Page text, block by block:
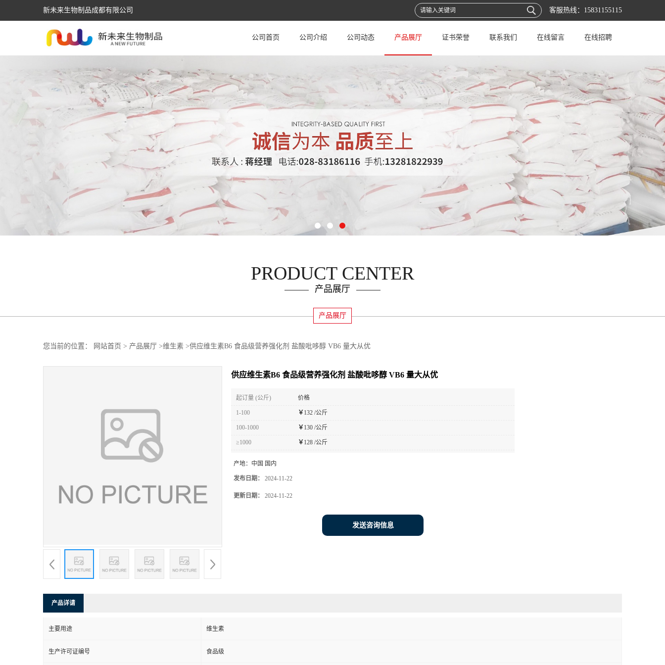
新未来生物制品成都有限公司 客服热线： 15831155115
公司首页 公司介绍 公司动态 产品展厅 证书荣誉 联系我们 在线留言 在线招聘
PRODUCT CENTER
产品展厅
产品展厅
您当前的位置： 网站首页 > 产品展厅 >维生素 >供应维生素B6 食品级营养强化剂 盐酸吡哆醇 VB6 量大从优
供应维生素B6 食品级营养强化剂 盐酸吡哆醇 VB6 量大从优
起订量 (公斤) 价格
1-100 ￥ 132 /公斤
100-1000 ￥ 130 /公斤
≥1000 ￥ 128 /公斤
产地： 中国 国内
发布日期： 2024-11-22
更新日期： 2024-11-22
发送咨询信息
产品详请
主要用途 维生素
生产许可证编号 食品级